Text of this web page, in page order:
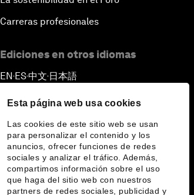
Esta página web usa cookies
Las cookies de este sitio web se usan
para personalizar el contenido y los
anuncios, ofrecer funciones de redes
sociales y analizar el tráfico. Además,
compartimos información sobre el uso
que haga del sitio web con nuestros
partners de redes sociales, publicidad y
Carreras profesionales
Ediciones en otros idiomas
EN ▪ES▪中文▪ 日本語